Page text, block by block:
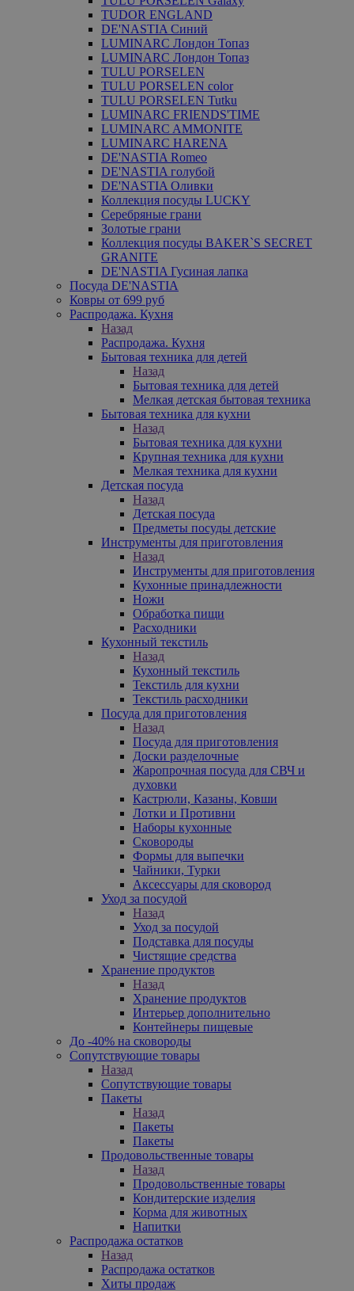
TUDOR ENGLAND
DE'NASTIA Синий
LUMINARC Лондон Топаз
LUMINARC Лондон Топаз
TULU PORSELEN
TULU PORSELEN color
TULU PORSELEN Tutku
LUMINARC FRIENDS'TIME
LUMINARC AMMONITE
LUMINARC HARENA
DE'NASTIA Romeo
DE'NASTIA голубой
DE'NASTIA Оливки
Коллекция посуды LUCKY
Серебряные грани
Золотые грани
Коллекция посуды BAKER`S SECRET
GRANITE
DE'NASTIA Гусиная лапка
Посуда DE'NASTIA
Ковры от 699 руб
Распродажа. Кухня
Назад
Распродажа. Кухня
Бытовая техника для детей
Назад
Бытовая техника для детей
Мелкая детская бытовая техника
Бытовая техника для кухни
Назад
Бытовая техника для кухни
Крупная техника для кухни
Мелкая техника для кухни
Детская посуда
Назад
Детская посуда
Предметы посуды детские
Инструменты для приготовления
Назад
Инструменты для приготовления
Кухонные принадлежности
Ножи
Обработка пищи
Расходники
Кухонный текстиль
Назад
Кухонный текстиль
Текстиль для кухни
Текстиль расходники
Посуда для приготовления
Назад
Посуда для приготовления
Доски разделочные
Жаропрочная посуда для СВЧ и
духовки
Кастрюли, Казаны, Ковши
Лотки и Противни
Наборы кухонные
Сковороды
Формы для выпечки
Чайники, Турки
Аксессуары для сковород
Уход за посудой
Назад
Уход за посудой
Подставка для посуды
Чистящие средства
Хранение продуктов
Назад
Хранение продуктов
Интерьер дополнительно
Контейнеры пищевые
До -40% на сковороды
Сопутствующие товары
Назад
Сопутствующие товары
Пакеты
Назад
Пакеты
Пакеты
Продовольственные товары
Назад
Продовольственные товары
Кондитерские изделия
Корма для животных
Напитки
Распродажа остатков
Назад
Распродажа остатков
Хиты продаж